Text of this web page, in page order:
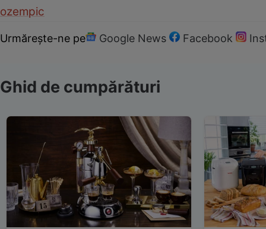
ozempic
Urmărește-ne pe Google News Facebook
Ghid de cumpărături